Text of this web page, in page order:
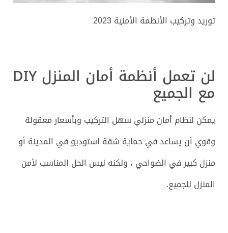
توريد وتركيب الأنظمة الأمنية 2023
لن تعمل أنظمة أمان المنزل DIY
مع الجميع
يمكن لنظام أمان منزلي سهل التركيب وبأسعار معقولة
وقوي أن يساعد في حماية شقة استوديو في المدينة أو
منزل كبير في الضواحي ، ولكنه ليس الحل المناسب لأمن
المنزل للجميع.